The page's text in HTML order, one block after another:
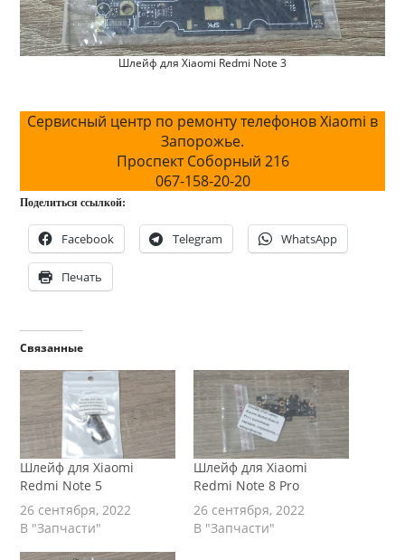
Шлейф для Xiaomi Redmi Note 3
Сервисный центр по ремонту телефонов Xiaomi в
Запорожье.
Проспект Соборный 216
067-158-20-20
Поделиться ссылкой:
Facebook Telegram WhatsApp
Печать
Связанные
Шлейф для Xiaomi
Redmi Note 5
26 сентября, 2022
В "Запчасти"
Шлейф для Xiaomi
Redmi Note 8 Pro
26 сентября, 2022
В "Запчасти"